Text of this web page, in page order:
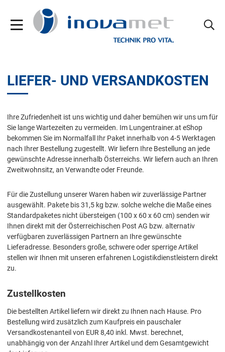
LIEFER- UND VERSANDKOSTEN
Ihre Zufriedenheit ist uns wichtig und daher bemühen wir uns um für
Sie lange Wartezeiten zu vermeiden. Im Lungentrainer.at eShop
bekommen Sie im Normalfall Ihr Paket innerhalb von 4-5 Werktagen
nach Ihrer Bestellung zugestellt. Wir liefern Ihre Bestellung an jede
gewünschte Adresse innerhalb Österreichs. Wir liefern auch an Ihren
Zweitwohnsitz, an Verwandte oder Freunde.
Für die Zustellung unserer Waren haben wir zuverlässige Partner
ausgewählt. Pakete bis 31,5 kg bzw. solche welche die Maße eines
Standardpaketes nicht übersteigen (100 x 60 x 60 cm) senden wir
Ihnen direkt mit der Österreichischen Post AG bzw. alternativ
verfügbaren zuverlässigen Partnern an Ihre gewünschte
Lieferadresse. Besonders große, schwere oder sperrige Artikel
stellen wir Ihnen mit unseren erfahrenen Logistikdienstleistern direkt
zu.
Zustellkosten
Die bestellten Artikel liefern wir direkt zu Ihnen nach Hause. Pro
Bestellung wird zusätzlich zum Kaufpreis ein pauschaler
Versandkostenanteil von EUR 8,40 inkl. Mwst. berechnet,
unabhängig von der Anzahl Ihrer Artikel und dem Gesamtgewicht